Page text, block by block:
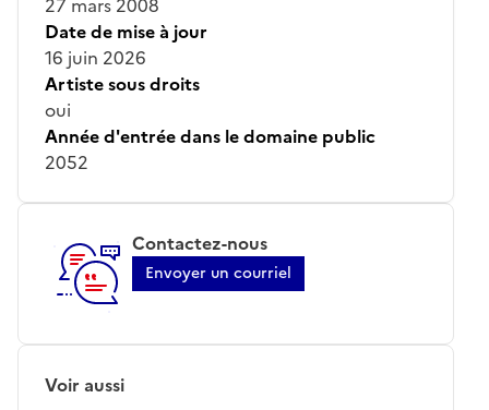
Date de mise à jour
16 juin 2026
Artiste sous droits
oui
Année d'entrée dans le domaine public
2052
Contactez-nous
Envoyer un courriel
Voir aussi